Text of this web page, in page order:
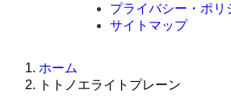
プライバシー・ポリ
サイトマップ
ホーム
トトノエライトプレーン